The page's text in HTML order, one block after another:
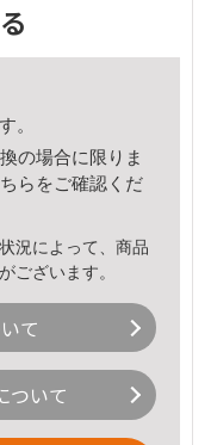
。
の場合に限りま
ら をご確認くだ
況によって、商品
ございます。
て
ついて